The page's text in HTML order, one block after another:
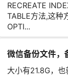
RECREATE
TABLE方法,这种
OPTI...
微信备份文件，
大小有21.8G，也